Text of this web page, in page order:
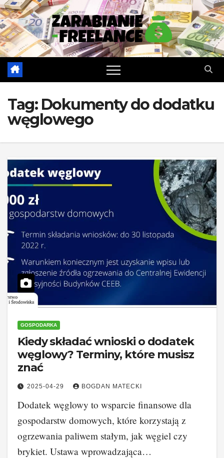
Skip
to
content
Tag: Dokumenty do dodatku
węglowego
GOSPODARKA
Kiedy składać wnioski o dodatek
węglowy? Terminy, które musisz
znać
2025-04-29 BOGDAN MATECKI
Dodatek węglowy to wsparcie finansowe dla
gospodarstw domowych, które korzystają z
ogrzewania paliwem stałym, jak węgiel czy
brykiet. Ustawa wprowadzająca…